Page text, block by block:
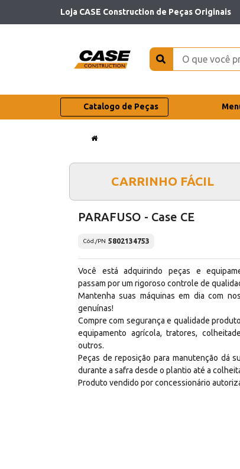
Loja CASE Construction de Peças Originais
Catalogo de Peças
CARRINHO FÁCIL
PARAFUSO - Case CE
Cód./PN 5802134753
Você está adquirindo peças e
passam por um rigoroso controle de
Mantenha suas máquinas em dia com
genuínas!
Compre com segurança e qualidade
equipamento agrícola, tratores,
outros.
Peças de reposição para manutenção dá
durante a safra desde o plantio até a
Produto vendido por concessionário